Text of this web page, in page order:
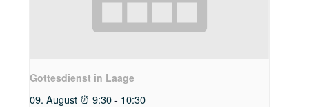
Gottesdienst in Laage
09. August ⏰ 9:30 - 10:30